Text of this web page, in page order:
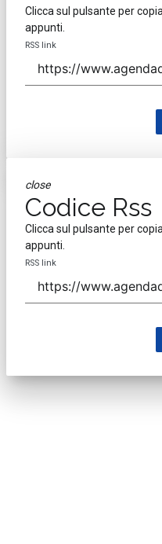
Clicca sul pulsante per
appunti.
RSS link
close
Codice Rss
Clicca sul pulsante per
appunti.
RSS link